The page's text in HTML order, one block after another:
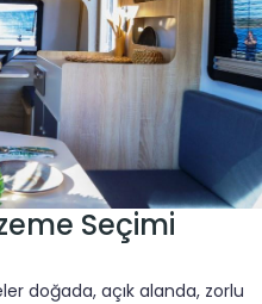
Seçimi
doğada, açık alanda, zorlu